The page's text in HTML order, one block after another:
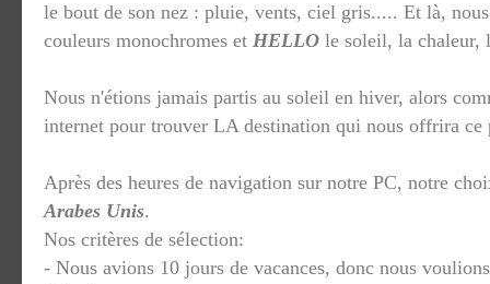
le bout de son nez : pluie, vents, ciel gris..... Et là,
couleurs monochromes et HELLO le soleil, la chaleur,
Nous n'étions jamais partis au soleil en hiver, alors
internet pour trouver LA destination qui nous offrira ce
Après des heures de navigation sur notre PC, notre
Arabes Unis.
Nos critères de sélection:
- Nous avions 10 jours de vacances, donc nous